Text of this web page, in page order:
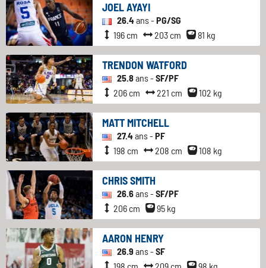
JOEL AYAYI
26.4ans - PG/SG
196 cm
203 cm 81 kg
TRENDON WATFORD
25.8ans - SF/PF
206 cm
221 cm 102 kg
MATT MITCHELL
27.4ans - PF
198 cm
208 cm 108 kg
CHRIS SMITH
26.6ans - SF/PF
206 cm
95 kg
AARON HENRY
26.9ans - SF